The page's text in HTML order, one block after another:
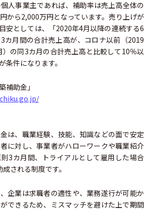
人事業主であれば、補助率は売上高全体の
から2,000万円となっています。売り上げが
安としては、「2020年4月以降の連続する6
カ月間の合計売上高が、コロナ以前（2019
の同3カ月の合計売上高と比較して10％以
条件になります。
補助金」
は、職業経験、技能、知識などの面で安定
に対し、事業者がハローワークや職業紹介
3カ月間、トライアルとして雇用した場合
される制度です。
企業は求職者の適性や、業務遂行が可能か
できるため、ミスマッチを避けた上で期間